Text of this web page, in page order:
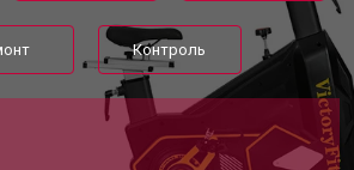
Контроль